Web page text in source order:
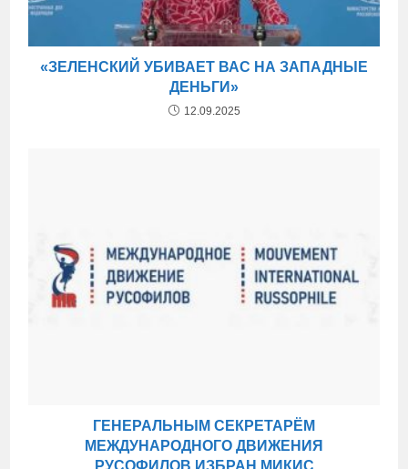
«ЗЕЛЕНСКИЙ УБИВАЕТ ВАС НА ЗАПАДНЫЕ
ДЕНЬГИ»
12.09.2025
ГЕНЕРАЛЬНЫМ СЕКРЕТАРЁМ
МЕЖДУНАРОДНОГО ДВИЖЕНИЯ
РУСОФИЛОВ ИЗБРАН МИКИС